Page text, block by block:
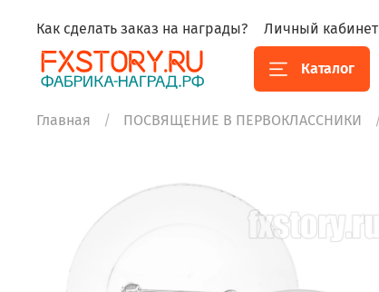
Как сделать заказ на награды? Личный кабинет
Каталог
Главная ПОСВЯЩЕНИЕ В ПЕРВОКЛАССНИКИ